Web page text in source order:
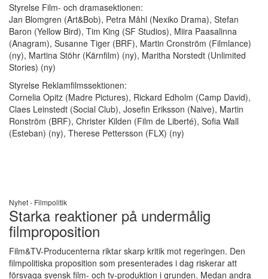
Styrelse Film- och dramasektionen:
Jan Blomgren (Art&Bob), Petra Måhl (Nexiko Drama), Stefan
Baron (Yellow Bird), Tim King (SF Studios), Miira Paasalinna
(Anagram), Susanne Tiger (BRF), Martin Cronström (Filmlance)
(ny), Martina Stöhr (Kärnfilm) (ny), Maritha Norstedt (Unlimited
Stories) (ny)
Styrelse Reklamfilmssektionen:
Cornelia Opitz (Madre Pictures), Rickard Edholm (Camp David),
Claes Leinstedt (Social Club), Josefin Eriksson (Naive), Martin
Ronström (BRF), Christer Kilden (Film de Liberté), Sofia Wall
(Esteban) (ny), Therese Pettersson (FLX) (ny)
Nyhet - Filmpolitik
Starka reaktioner på undermålig
filmproposition
Film&TV-Producenterna riktar skarp kritik mot regeringen. Den
filmpolitiska proposition som presenterades i dag riskerar att
försvaga svensk film- och tv-produktion i grunden. Medan andra